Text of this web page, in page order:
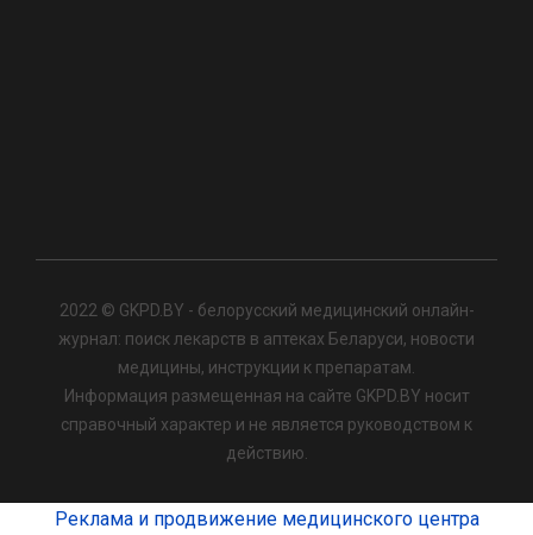
2022 © GKPD.BY - белорусский медицинский онлайн-
журнал: поиск лекарств в аптеках Беларуси, новости
медицины, инструкции к препаратам.
Информация размещенная на сайте GKPD.BY носит
справочный характер и не является руководством к
действию.
Реклама и продвижение медицинского центра